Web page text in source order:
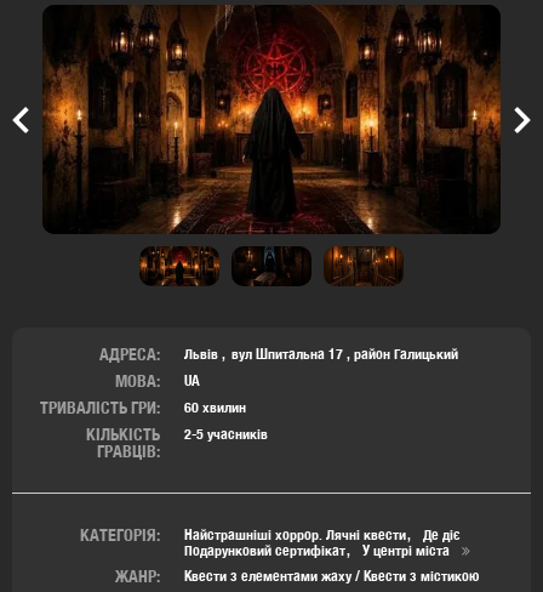
Previous
АДРЕСА: Львів вул Шпитальна 17 , район Галицький
МОВА: UA
ТРИВАЛІСТЬ ГРИ: 60 хвилин
КІЛЬКІСТЬ
ГРАВЦІВ:
2-5 учасників
КАТЕГОРІЯ: Найстрашніші хоррор. Лячні квести
Де діє
Подарунковий сертифікат
У центрі міста
ЖАНР: Квести з елементами жаху / Квести з містикою